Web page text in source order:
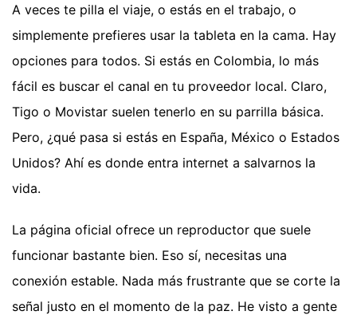
A veces te pilla el viaje, o estás en el trabajo, o
simplemente prefieres usar la tableta en la cama. Hay
opciones para todos. Si estás en Colombia, lo más
fácil es buscar el canal en tu proveedor local. Claro,
Tigo o Movistar suelen tenerlo en su parrilla básica.
Pero, ¿qué pasa si estás en España, México o Estados
Unidos? Ahí es donde entra internet a salvarnos la
vida.
La página oficial ofrece un reproductor que suele
funcionar bastante bien. Eso sí, necesitas una
conexión estable. Nada más frustrante que se corte la
señal justo en el momento de la paz. He visto a gente